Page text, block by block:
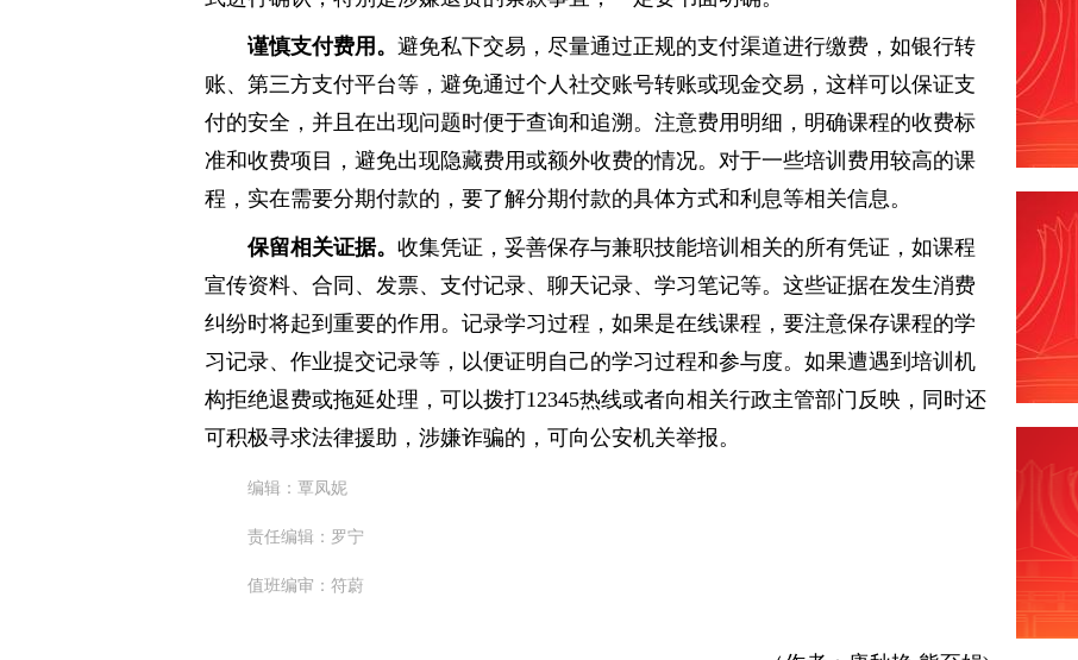
谨慎支付费用。 避免私下交易，尽量通过正规的支付渠道进行缴费，如银行转
账、第三方支付平台等，避免通过个人社交账号转账或现金交易，这样可以保证支
付的安全，并且在出现问题时便于查询和追溯。注意费用明细，明确课程的收费标
准和收费项目，避免出现隐藏费用或额外收费的情况。对于一些培训费用较高的课
程，实在需要分期付款的，要了解分期付款的具体方式和利息等相关信息。
保留相关证据。 收集凭证，妥善保存与兼职技能培训相关的所有凭证，如课程
宣传资料、合同、发票、支付记录、聊天记录、学习笔记等。这些证据在发生消费
纠纷时将起到重要的作用。记录学习过程，如果是在线课程，要注意保存课程的学
习记录、作业提交记录等，以便证明自己的学习过程和参与度。如果遭遇到培训机
构拒绝退费或拖延处理，可以拨打12345热线或者向相关行政主管部门反映，同时还
可积极寻求法律援助，涉嫌诈骗的，可向公安机关举报。
编辑：覃凤妮
责任编辑：罗宁
值班编审：符蔚